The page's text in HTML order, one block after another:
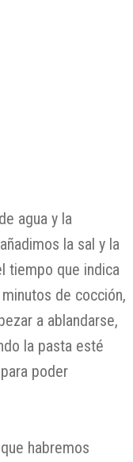
agua y la
la sal y la
tiempo que indica
de cocción,
a ablandarse,
la pasta esté
poder
habremos